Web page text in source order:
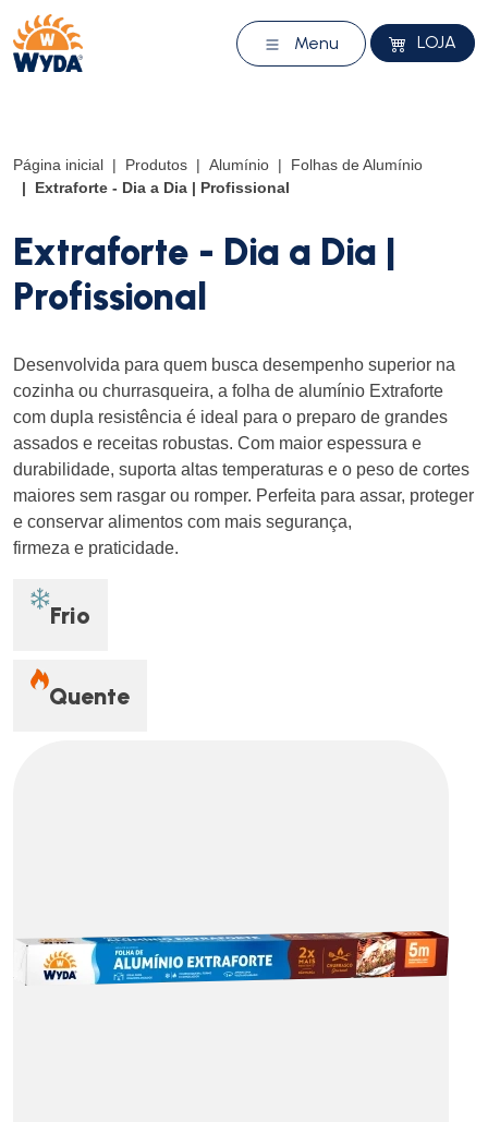
Menu LOJA
Página inicial Produtos Alumínio
Folhas de Alumínio
Extraforte - Dia a Dia | Profissional
Extraforte - Dia a Dia |
Profissional
Desenvolvida para quem busca desempenho superior na
cozinha ou churrasqueira, a folha de alumínio Extraforte
com dupla resistência é ideal para o preparo de grandes
assados e receitas robustas. Com maior espessura e
durabilidade, suporta altas temperaturas e o peso de cortes
maiores sem rasgar ou romper. Perfeita para assar, proteger
e conservar alimentos com mais segurança,
firmeza e praticidade.
Frio
Quente